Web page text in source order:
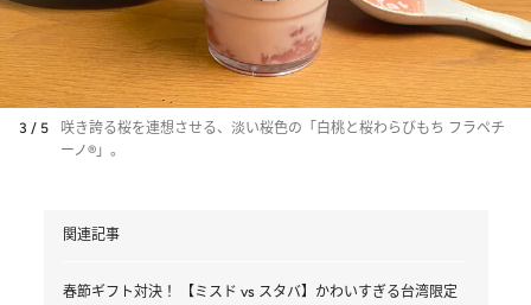
3 / 5
咲き誇る桜を連想させる、淡い桜色の「白桃と桜わらびもち フラペチ
ーノ®」。
関連記事
春節ギフト対決！ 【ミスド vs スタバ】かわいすぎる台湾限定